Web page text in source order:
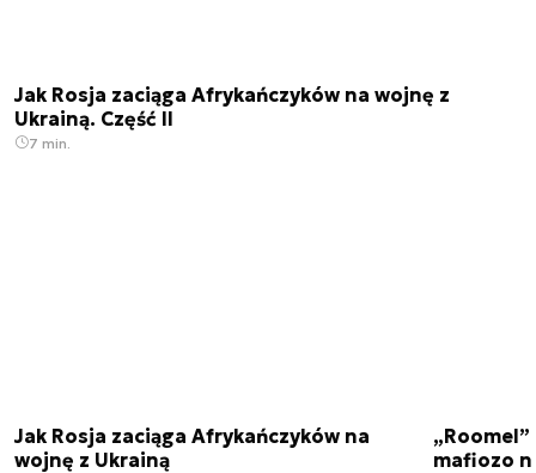
Jak Rosja zaciąga Afrykańczyków na wojnę z
Ukrainą. Część II
7 min.
Jak Rosja zaciąga Afrykańczyków na
wojnę z Ukrainą
mafiozo